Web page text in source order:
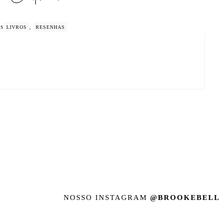
LIVROS RESENHAS
NOSSO INSTAGRAM